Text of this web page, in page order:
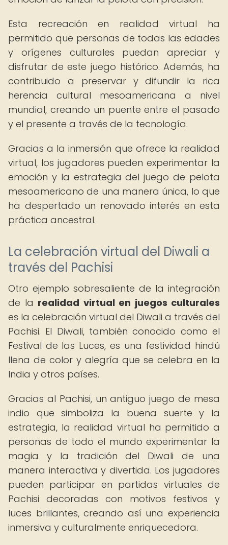
Esta recreación en realidad virtual ha
permitido que personas de todas las edades
y orígenes culturales puedan apreciar y
disfrutar de este juego histórico. Además, ha
contribuido a preservar y difundir la rica
herencia cultural mesoamericana a nivel
mundial, creando un puente entre el pasado
y el presente a través de la tecnología.
Gracias a la inmersión que ofrece la realidad
virtual, los jugadores pueden experimentar la
emoción y la estrategia del juego de pelota
mesoamericano de una manera única, lo que
ha despertado un renovado interés en esta
práctica ancestral.
La celebración virtual del Diwali a
través del Pachisi
Otro ejemplo sobresaliente de la integración
de la realidad virtual en juegos culturales
es la celebración virtual del Diwali a través del
Pachisi. El Diwali, también conocido como el
Festival de las Luces, es una festividad hindú
llena de color y alegría que se celebra en la
India y otros países.
Gracias al Pachisi, un antiguo juego de mesa
indio que simboliza la buena suerte y la
estrategia, la realidad virtual ha permitido a
personas de todo el mundo experimentar la
magia y la tradición del Diwali de una
manera interactiva y divertida. Los jugadores
pueden participar en partidas virtuales de
Pachisi decoradas con motivos festivos y
luces brillantes, creando así una experiencia
inmersiva y culturalmente enriquecedora.